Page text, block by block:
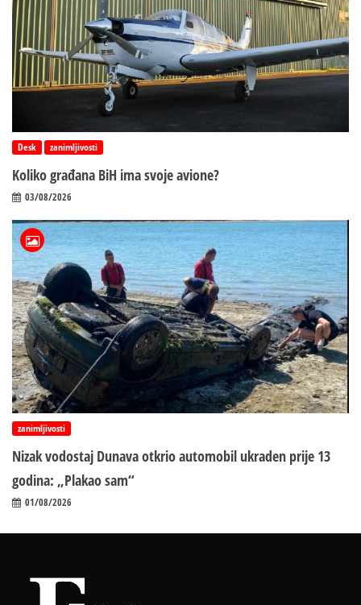
Desk zanimljivosti
Koliko građana BiH ima svoje avione?
03/08/2026
zanimljivosti
Nizak vodostaj Dunava otkrio automobil ukraden prije 13
godina: „Plakao sam“
01/08/2026